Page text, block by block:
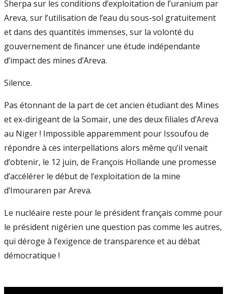
Sherpa sur les conditions d’exploitation de l’uranium par
Areva, sur l’utilisation de l’eau du sous-sol gratuitement
et dans des quantités immenses, sur la volonté du
gouvernement de financer une étude indépendante
d’impact des mines d’Areva.
Silence.
Pas étonnant de la part de cet ancien étudiant des Mines
et ex-dirigeant de la Somaïr, une des deux filiales d’Areva
au Niger ! Impossible apparemment pour Issoufou de
répondre à ces interpellations alors même qu’il venait
d’obtenir, le 12 juin, de François Hollande une promesse
d’accélérer le début de l’exploitation de la mine
d’Imouraren par Areva.
Le nucléaire reste pour le président français comme pour
le président nigérien une question pas comme les autres,
qui déroge à l’exigence de transparence et au débat
démocratique !